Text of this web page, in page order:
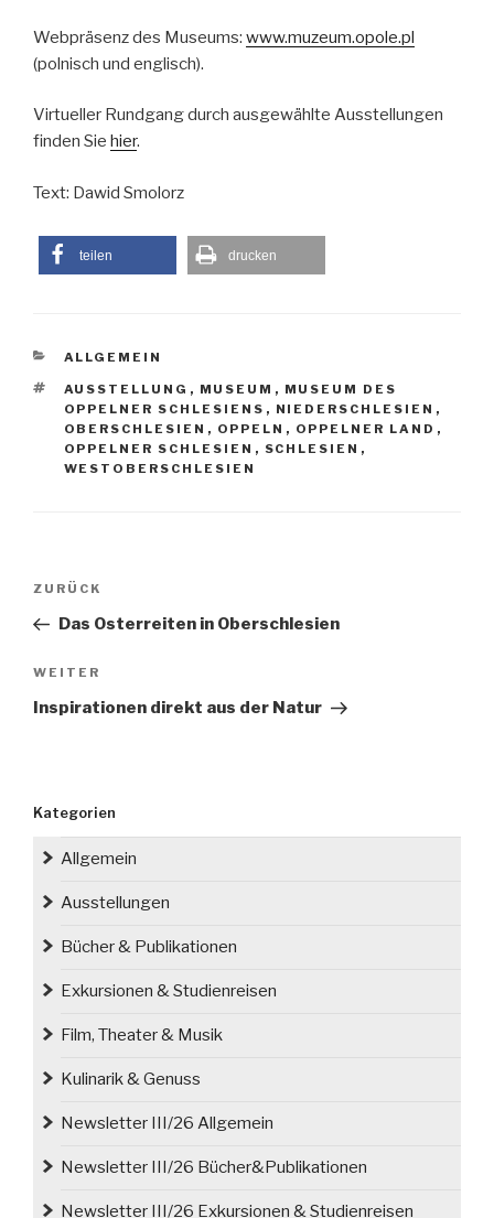
Webpräsenz des Museums: www.muzeum.opole.pl
(polnisch und englisch).
Virtueller Rundgang durch ausgewählte Ausstellungen
finden Sie hier.
Text: Dawid Smolorz
teilen drucken
KATEGORIEN
ALLGEMEIN
SCHLAGWÖRTER
AUSSTELLUNG , MUSEUM , MUSEUM DES
OPPELNER SCHLESIENS , NIEDERSCHLESIEN ,
OBERSCHLESIEN , OPPELN , OPPELNER LAND ,
OPPELNER SCHLESIEN , SCHLESIEN ,
WESTOBERSCHLESIEN
Beitragsnavigation
Vorheriger
Beitrag
ZURÜCK
Das Osterreiten in Oberschlesien
Nächster
Beitrag
WEITER
Inspirationen direkt aus der Natur
Kategorien
Allgemein
Ausstellungen
Bücher & Publikationen
Exkursionen & Studienreisen
Film, Theater & Musik
Kulinarik & Genuss
Newsletter III/26 Allgemein
Newsletter III/26 Bücher&Publikationen
Newsletter III/26 Exkursionen & Studienreisen